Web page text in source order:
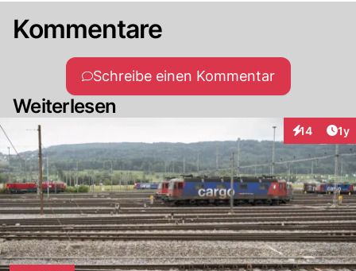
Kommentare
Schreibe einen Kommentar
Weiterlesen
14 1y